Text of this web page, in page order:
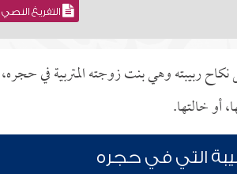
التفريغ
ربيبته وهي بنت زوجته المتربية في
أو خالتها.
التي في حجره